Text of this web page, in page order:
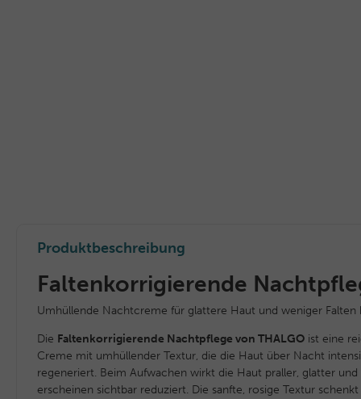
Produktbeschreibung
Faltenkorrigierende
Umhüllende Nachtcreme für glattere Haut und weniger Falten
Die Faltenkorrigierende Nachtpflege von THALGO ist eine
Creme mit umhüllender Textur, die die Haut über Nacht
regeneriert. Beim Aufwachen wirkt die Haut praller, glatter
erscheinen sichtbar reduziert. Die sanfte, rosige Textur